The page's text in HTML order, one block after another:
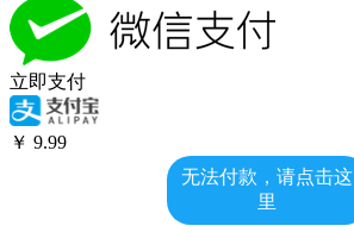
立即支付
￥ 9.99
无法付款，请点击这
里